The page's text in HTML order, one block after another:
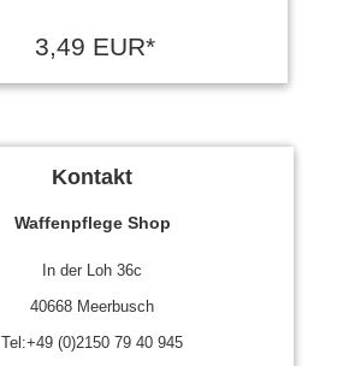
3,49 EUR*
Kontakt
Waffenpflege Shop
In der Loh 36c
40668 Meerbusch
Tel:+49 (0)2150 79 40 945